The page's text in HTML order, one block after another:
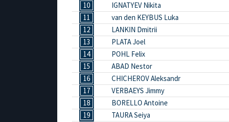
10
IGNATYEV Nikita
11
van den KEYBUS Luka
12
LANKIN Dmitrii
13
PLATA Joel
14
POHL Felix
15
ABAD Nestor
16
CHICHEROV Aleksandr
17
VERBAEYS Jimmy
18
BORELLO Antoine
19
TAURA Seiya